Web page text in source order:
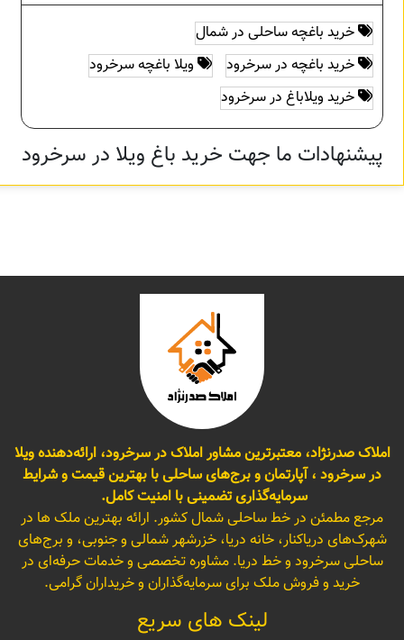
خرید باغچه ساحلی در شمال
خرید باغچه در سرخرود
ویلا باغچه سرخرود
خرید ویلاباغ در سرخرود
پیشنهادات ما جهت خرید باغ ویلا در سرخرود
املاک صدرنژاد، معتبرترین مشاور املاک در سرخرود، ارائه‌دهنده ویلا
در سرخرود ، آپارتمان و برج‌های ساحلی با بهترین قیمت و شرایط
سرمایه‌گذاری تضمینی با امنیت کامل.
مرجع مطمئن در خط ساحلی شمال کشور. ارائه بهترین ملک ها در
شهرک‌های دریاکنار، خانه دریا، خزرشهر شمالی و جنوبی، و برج‌های
ساحلی سرخرود و خط دریا. مشاوره تخصصی و خدمات حرفه‌ای در
خرید و فروش ملک برای سرمایه‌گذاران و خریداران گرامی.
لینک های سریع